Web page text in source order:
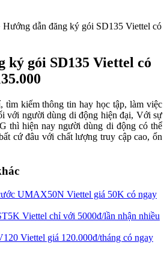
Hướng dẫn đăng ký gói SD135 Viettel có
ký gói SD135 Viettel có
tìm kiếm thông tin hay học tập, làm việc
với người dùng di động hiện đại, Với sự
thì hiện nay người dùng di động có thể
cứ đâu với chất lượng truy cập cao, ổn
UMAX50N Viettel giá 50K có ngay
Viettel chỉ với 5000đ/lần nhận nhiều
Viettel giá 120.000đ/tháng có ngay